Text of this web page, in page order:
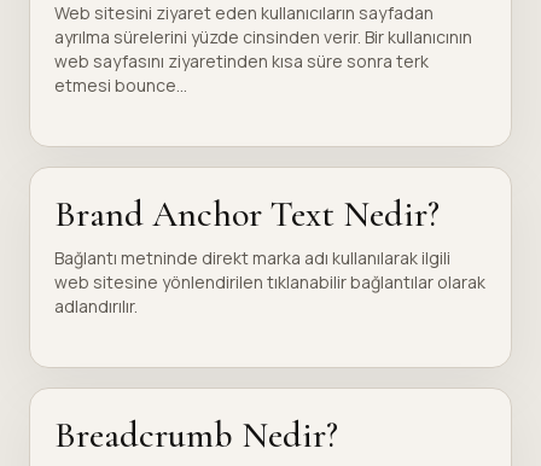
Web sitesini ziyaret eden kullanıcıların sayfadan
ayrılma sürelerini yüzde cinsinden verir. Bir kullanıcının
web sayfasını ziyaretinden kısa süre sonra terk
etmesi bounce...
Brand Anchor Text Nedir?
Bağlantı metninde direkt marka adı kullanılarak ilgili
web sitesine yönlendirilen tıklanabilir bağlantılar olarak
adlandırılır.
Breadcrumb Nedir?